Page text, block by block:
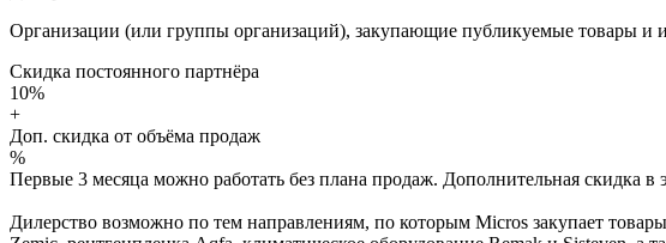
Организации (или группы организаций), закупающие публикуемые товары и
Скидка постоянного партнёра
10%
+
Доп. скидка от объёма продаж
%
Первые 3 месяца можно работать без плана продаж. Дополнительная скидка в
Дилерство возможно по тем направлениям, по которым Micros закупает